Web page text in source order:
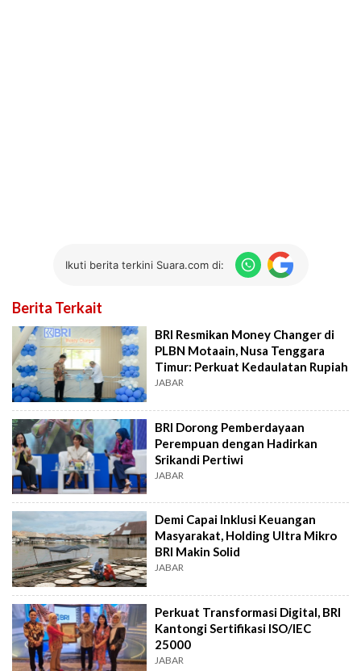
Ikuti berita terkini Suara.com di:
Berita Terkait
BRI Resmikan Money Changer di
PLBN Motaain, Nusa Tenggara
Timur: Perkuat Kedaulatan Rupiah
JABAR
BRI Dorong Pemberdayaan
Perempuan dengan Hadirkan
Srikandi Pertiwi
JABAR
Demi Capai Inklusi Keuangan
Masyarakat, Holding Ultra Mikro
BRI Makin Solid
JABAR
Perkuat Transformasi Digital, BRI
Kantongi Sertifikasi ISO/IEC
25000
JABAR